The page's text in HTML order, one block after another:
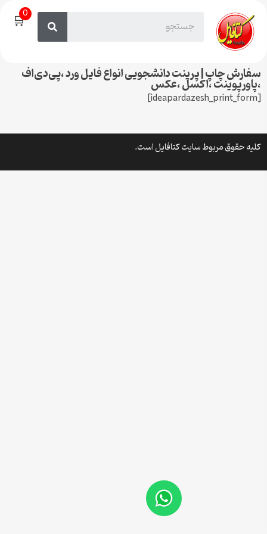
🛒0
سفارش چاپ | پرینت دانشجویی انواع فایل ورد ،پی‌دی‌اف
،پاورپوینت ،اکسل ،عکس
[ideapardazesh_print_form]
کلیه حقوق مربوط سایت کتافایل است.